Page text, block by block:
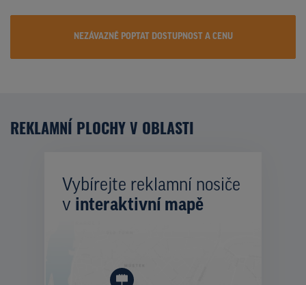
NEZÁVAZNĚ POPTAT DOSTUPNOST A CENU
REKLAMNÍ PLOCHY V OBLASTI
Vybírejte reklamní nosiče
v interaktivní mapě